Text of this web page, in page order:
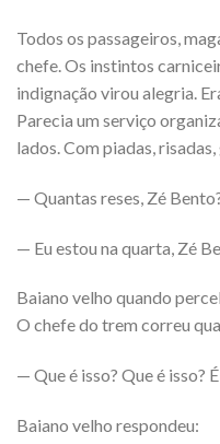
Todos os passageiros,
chefe. Os instintos
indignação virou alegria.
Parecia um serviço
lados. Com piadas,
— Quantas reses, Zé
— Eu estou na quarta, Zé
Baiano velho quando
O chefe do trem correu
— Que é isso? Que é isso?
Baiano velho respondeu: